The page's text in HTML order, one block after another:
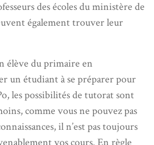
des écoles du ministère de
également trouver leur
élève du primaire en
un étudiant à se préparer pour
les possibilités de tutorat sont
comme vous ne pouvez pas
il n’est pas toujours